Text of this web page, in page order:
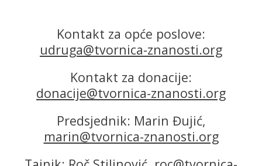
Kontakt za opće poslove:
udruga@tvornica-znanosti.org
Kontakt za donacije:
donacije@tvornica-znanosti.org
Predsjednik: Marin Đujić,
marin@tvornica-znanosti.org